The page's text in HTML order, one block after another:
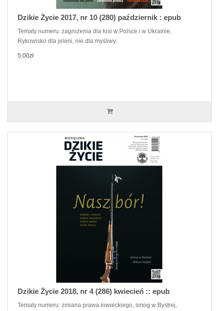
Dzikie Życie 2017, nr 10 (280) październik : epub
Tematy numeru: zagrożenia dla łosi w Polsce i w Ukrainie,
Rykowisko dla jeleni, nie dla myśliwy..
5,00zł
Dzikie Życie 2018, nr 4 (286) kwiecień :: epub
Tematy numeru: zmiana prawa łowieckiego, smog w Bystrej,